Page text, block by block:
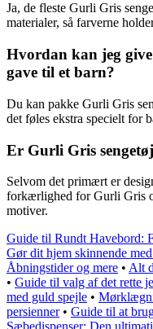
Ja, de fleste Gurli Gris
materialer, så farverne
Hvordan kan jeg
gave til et barn?
Du kan pakke Gurli Gris
det føles ekstra specielt for
Er Gurli Gris
Selvom det primært er
forkærlighed for Gurli Gris
motiver.
Guide til Rundt Havebord:
Gør dit hjem skinnende
Åbningstider og mere • Alt
• Guide til valg af det rette
med guld spejle •
persienner• Guide til at